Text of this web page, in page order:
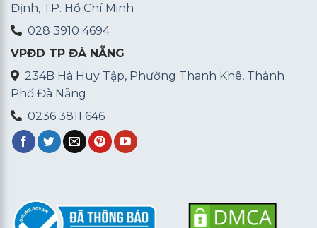
Định, TP. Hồ Chí Minh
028 3910 4694
VPĐD TP ĐÀ NẴNG
234B Hà Huy Tập, Phường Thanh Khê, Thành
Phố Đà Nẵng
0236 3811 646